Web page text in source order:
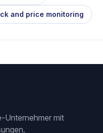
and price monitoring
Unternehmer mit